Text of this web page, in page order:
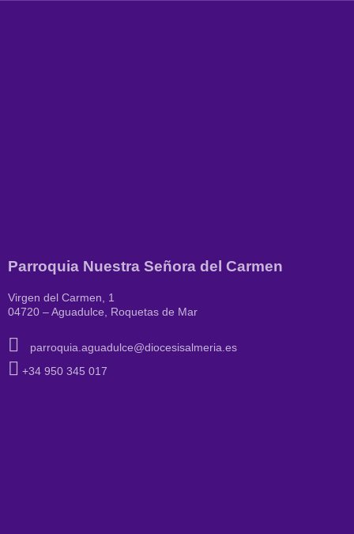
Parroquia Nuestra Señora del Carmen
Virgen del Carmen, 1
04720 – Aguadulce, Roquetas de Mar
parroquia.aguadulce@diocesisalmeria.es
+34 950 345 017